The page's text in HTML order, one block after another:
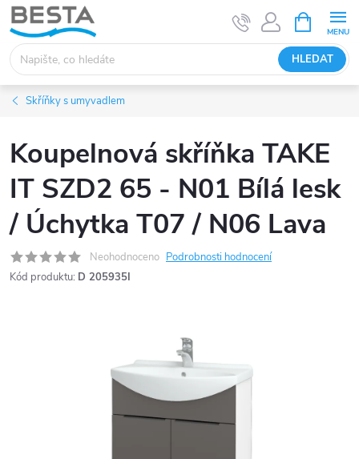
Přejít
na
obsah
HLEDAT
NÁKUPNÍ
KOŠÍK
Skříňky s umyvadlem
Koupelnová skříňka TAKE
IT SZD2 65 - N01 Bílá lesk
/ Úchytka T07 / N06 Lava
Neohodnoceno Podrobnosti hodnocení
Kód produktu: D 205935I